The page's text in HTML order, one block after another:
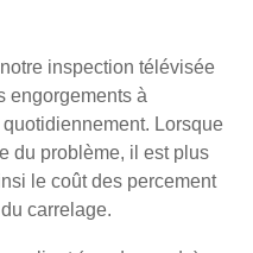
inspection télévisée
engorgements à
Lorsque
du problème, il est plus
le coût des percement
carrelage.